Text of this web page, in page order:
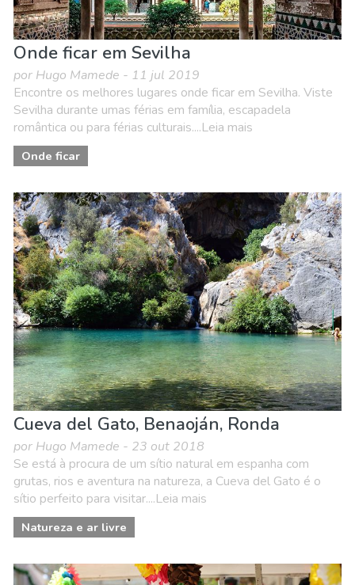
Onde ficar em Sevilha
por Hugo Mamede - 11 jul 2019
Encontre os melhores lugares onde ficar em Sevilha. Viste
Sevilha durante umas férias em família, escapadela
romântica ou para férias culturais....Leia mais
Onde ficar
Cueva del Gato, Benaoján, Ronda
por Hugo Mamede - 23 out 2018
Se está à procura de um sítio natural em espanha com
grutas, rios e aventura na natureza, a Cueva del Gato é o
sítio perfeito para visitar....Leia mais
Natureza e ar livre